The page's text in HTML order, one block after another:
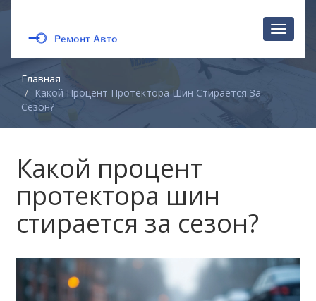
Главная
Какой Процент Протектора Шин Стирается За
Сезон?
Какой процент
протектора шин
стирается за сезон?